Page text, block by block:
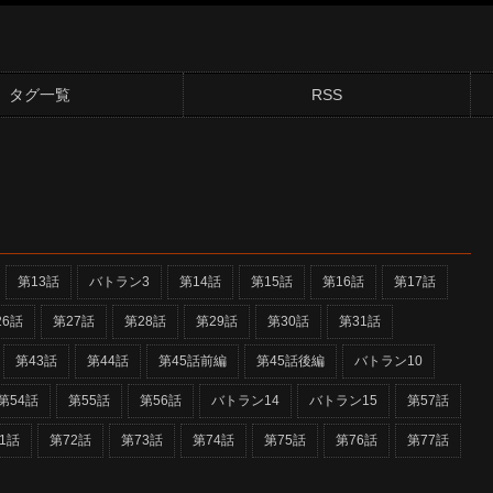
タグ一覧 RSS
第13話 バトラン3 第14話 第15話 第16話 第17話
話 第27話 第28話 第29話 第30話 第31話
第43話 第44話 第45話前編 第45話後編 バトラン10
54話 第55話 第56話 バトラン14 バトラン15 第57話
話 第72話 第73話 第74話 第75話 第76話 第77話